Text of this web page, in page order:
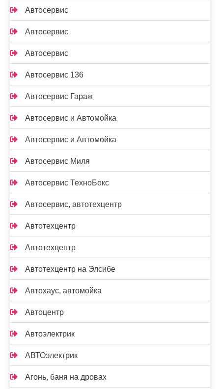
Автосервис
Автосервис
Автосервис
Автосервис 136
Автосервис Гараж
Автосервис и Автомойка
Автосервис и Автомойка
Автосервис Миля
Автосервис ТехноБокс
Автосервис, автотехцентр
Автотехцентр
Автотехцентр
Автотехцентр на Элсибе
Автохаус, автомойка
Автоцентр
Автоэлектрик
АВТОэлектрик
Агонь, баня на дровах